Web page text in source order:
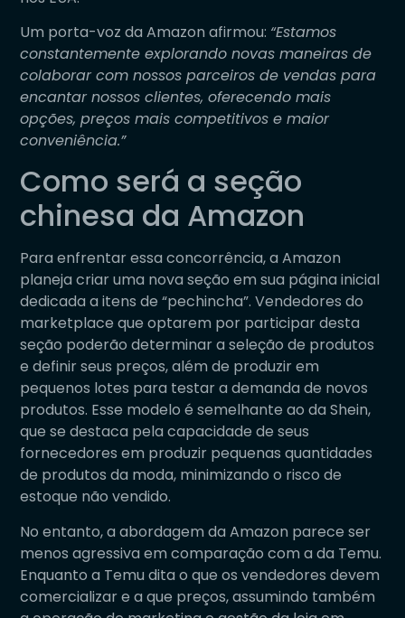
Um porta-voz da Amazon afirmou: “Estamos
constantemente explorando novas maneiras de
colaborar com nossos parceiros de vendas para
encantar nossos clientes, oferecendo mais
opções, preços mais competitivos e maior
conveniência.”
Como será a seção
chinesa da Amazon
Para enfrentar essa concorrência, a Amazon
planeja criar uma nova seção em sua página inicial
dedicada a itens de “pechincha”. Vendedores do
marketplace que optarem por participar desta
seção poderão determinar a seleção de produtos
e definir seus preços, além de produzir em
pequenos lotes para testar a demanda de novos
produtos. Esse modelo é semelhante ao da Shein,
que se destaca pela capacidade de seus
fornecedores em produzir pequenas quantidades
de produtos da moda, minimizando o risco de
estoque não vendido.
No entanto, a abordagem da Amazon parece ser
menos agressiva em comparação com a da Temu.
Enquanto a Temu dita o que os vendedores devem
comercializar e a que preços, assumindo também